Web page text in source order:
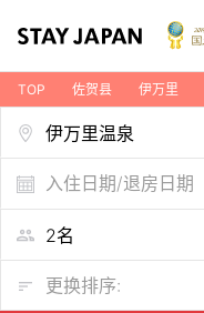
TOP 佐贺县 伊万里
入住日期/退房日期
更换排序: